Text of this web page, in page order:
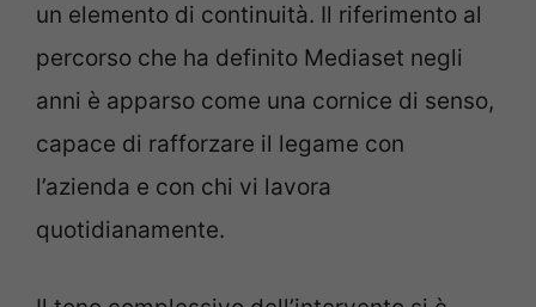
un elemento di continuità. Il riferimento al
percorso che ha definito Mediaset negli
anni è apparso come una cornice di senso,
capace di rafforzare il legame con
l’azienda e con chi vi lavora
quotidianamente.